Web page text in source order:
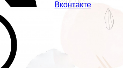
Вконтакте